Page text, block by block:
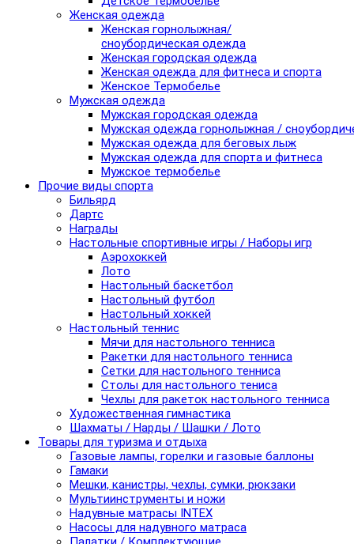
Женская одежда
Женская горнолыжная/
сноубордическая одежда
Женская городская одежда
Женская одежда для фитнеса и спорта
Женское Термобелье
Мужская одежда
Мужская городская одежда
Мужская одежда горнолыжная /
Мужская одежда для беговых лыж
Мужская одежда для спорта и фитнеса
Мужское термобелье
Прочие виды спорта
Бильярд
Дартс
Награды
Настольные спортивные игры / Наборы игр
Аэрохоккей
Лото
Настольный баскетбол
Настольный футбол
Настольный хоккей
Настольный теннис
Мячи для настольного тенниса
Ракетки для настольного тенниса
Сетки для настольного тенниса
Столы для настольного тениса
Чехлы для ракеток настольного тенниса
Художественная гимнастика
Шахматы / Нарды / Шашки / Лото
Товары для туризма и отдыха
Газовые лампы, горелки и газовые баллоны
Гамаки
Мешки, канистры, чехлы, сумки, рюкзаки
Мультиинструменты и ножи
Надувные матрасы INTEX
Насосы для надувного матраса